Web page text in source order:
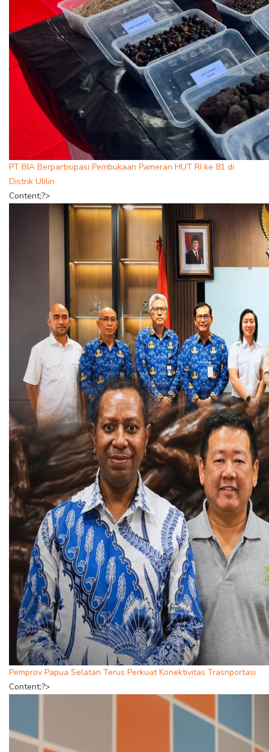
PT BIA Berpartisipasi Pembukaan Pameran HUT RI ke 81 di
Distrik Ulilin
Content;?>
Pemprov Papua Selatan Terus Perkuat Konektivitas Trasnportasi
Content;?>